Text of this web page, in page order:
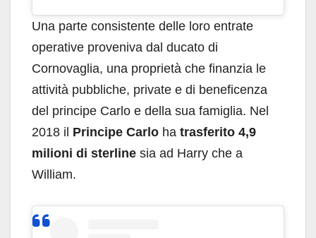
Una parte consistente delle loro entrate
operative proveniva dal ducato di
Cornovaglia, una proprietà che finanzia le
attività pubbliche, private e di beneficenza
del principe Carlo e della sua famiglia. Nel
2018 il Principe Carlo ha trasferito 4,9
milioni di sterline sia ad Harry che a
William.